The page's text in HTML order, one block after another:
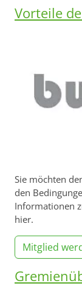
Vorteile
Sie möchten
den
Informationen
hier.
Mitglied